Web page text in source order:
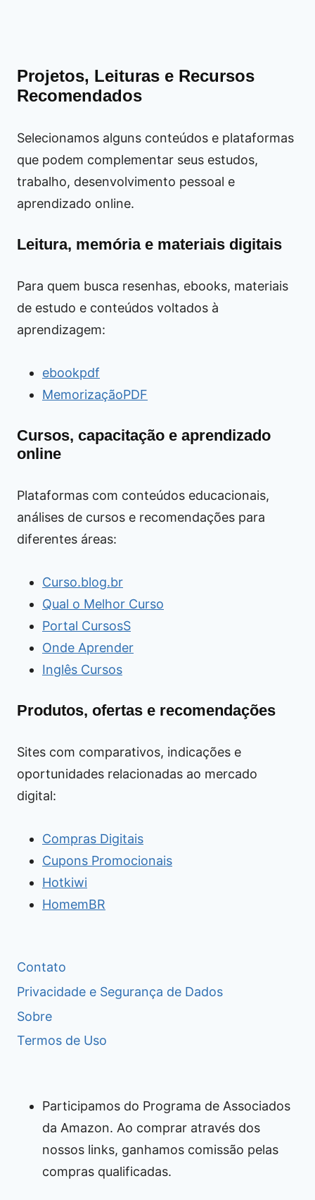
Projetos, Leituras e Recursos
Recomendados
Selecionamos alguns conteúdos e plataformas
que podem complementar seus estudos,
trabalho, desenvolvimento pessoal e
aprendizado online.
Leitura, memória e materiais digitais
Para quem busca resenhas, ebooks, materiais
de estudo e conteúdos voltados à
aprendizagem:
ebookpdf
MemorizaçãoPDF
Cursos, capacitação e aprendizado
online
Plataformas com conteúdos educacionais,
análises de cursos e recomendações para
diferentes áreas:
Curso.blog.br
Qual o Melhor Curso
Portal CursosS
Onde Aprender
Inglês Cursos
Produtos, ofertas e recomendações
Sites com comparativos, indicações e
oportunidades relacionadas ao mercado
digital:
Compras Digitais
Cupons Promocionais
Hotkiwi
HomemBR
Contato
Privacidade e Segurança de Dados
Sobre
Termos de Uso
Participamos do Programa de Associados
da Amazon. Ao comprar através dos
nossos links, ganhamos comissão pelas
compras qualificadas.